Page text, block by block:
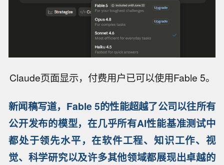
Claude页面显示，付费用户已可以使用Fable 5。
新闻稿写道，Fable 5的性能超越了公司以往所有
公开发布的模型，在几乎所有AI性能基准测试中
都处于领先水平，在软件工程、知识工作、视
觉、科学研究以及许多其他领域都展现出卓越的